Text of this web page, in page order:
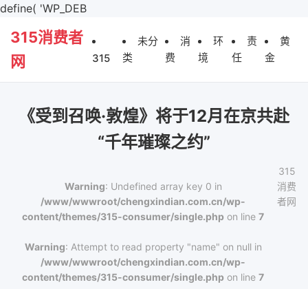
define( 'WP_DEB
315消费者
网
315
未分
类
消
费
环
境
责
任
黄
金
《受到召唤·敦煌》将于12月在京共赴
“千年璀璨之约”
Warning: Undefined array key 0 in
/www/wwwroot/chengxindian.com.cn/wp-
content/themes/315-consumer/single.php on line7
Warning: Attempt to read property "name" on null in
/www/wwwroot/chengxindian.com.cn/wp-
content/themes/315-consumer/single.php on line7
315
消费
者网